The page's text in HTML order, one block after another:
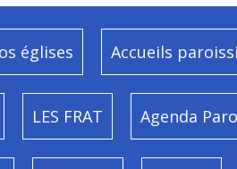
églises Accueils
LES FRAT Agenda